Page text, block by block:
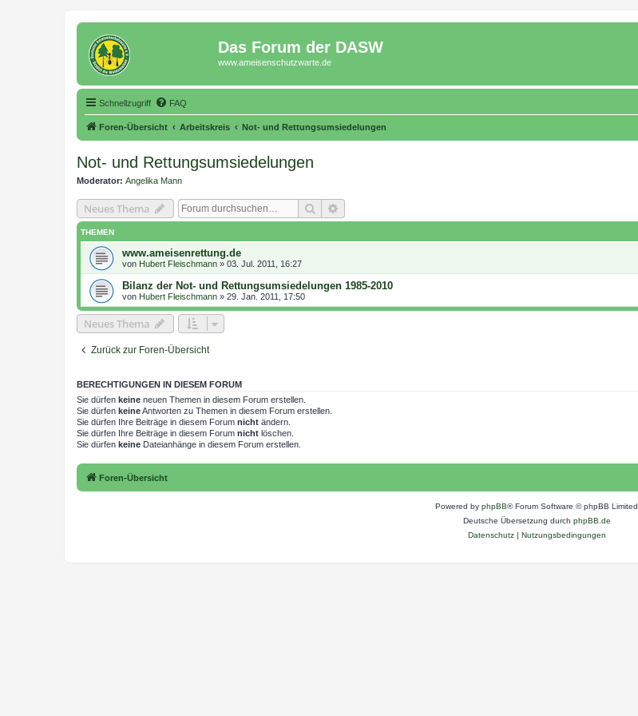
Das Forum der DASW
www.ameisenschutzwarte.de
Schnellzugriff FAQ
Foren-Übersicht Arbeitskreis Not- und Rettungsumsiedelungen
Not- und Rettungsumsiedelungen
Moderator: Angelika Mann
Neues Thema Suche
THEMEN
www.ameisenrettung.de
von Hubert Fleischmann » 03. Jul. 2011, 16:27
Bilanz der Not- und Rettungsumsiedelungen 1985-2010
von Hubert Fleischmann » 29. Jan. 2011, 17:50
Neues Thema
Zurück zur Foren-Übersicht
BERECHTIGUNGEN IN DIESEM FORUM
Sie dürfen keine neuen Themen in diesem Forum erstellen.
Sie dürfen keineAntworten zu Themen in diesem Forum erstellen.
Sie dürfen Ihre Beiträge in diesem Forum nicht ändern.
Sie dürfen Ihre Beiträge in diesem Forum nicht löschen.
Sie dürfen keine Dateianhänge in diesem Forum erstellen.
Foren-Übersicht
Powered by phpBB® Forum Software © phpBB Limited
Deutsche Übersetzung durch phpBB.de
Datenschutz| Nutzungsbedingungen